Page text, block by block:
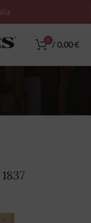
0 / 0,00€